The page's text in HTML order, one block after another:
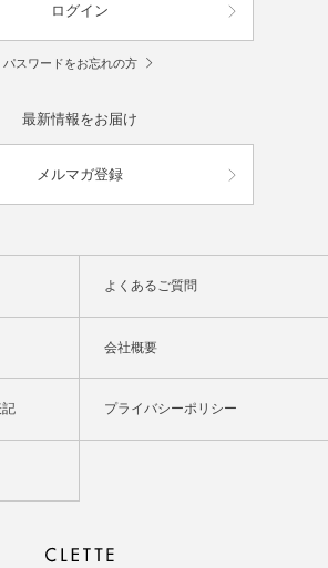
ログイン
パスワードをお忘れの方
最新情報をお届け
メルマガ登録
よくあるご質問
会社概要
プライバシーポリシー